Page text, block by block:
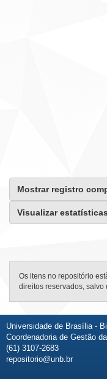
Mostrar registro
Visualizar estatísticas
Os itens no repositório
direitos reservados,
Universidade de Brasília -
Coordenadoria de Gestão
(61) 3107-2683
repositorio@unb.br